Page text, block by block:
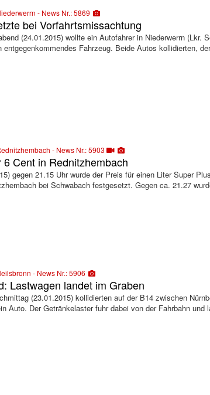
- News Nr.: 5869
bei Vorfahrtsmissachtung
(24.01.2015) wollte ein Autofahrer in Niederwerrn (Lkr.
entgegenkommendes Fahrzeug. Beide Autos kollidierten,
- News Nr.: 5903
6 Cent in Rednitzhembach
gegen 21.15 Uhr wurde der Preis für einen Liter Super
bei Schwabach festgesetzt. Gegen ca. 21.27
- News Nr.: 5906
Lastwagen landet im Graben
(23.01.2015) kollidierten auf der B14 zwischen
Auto. Der Getränkelaster fuhr dabei von der Fahrbahn und